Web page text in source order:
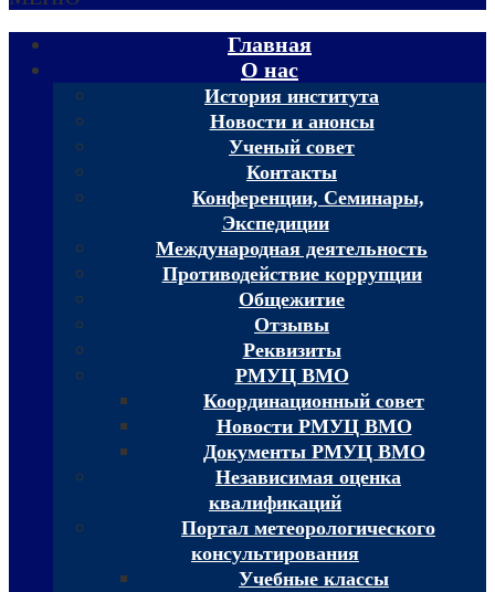
Главная
О нас
История института
Новости и анонсы
Ученый совет
Контакты
Конференции, Семинары,
Экспедиции
Международная деятельность
Противодействие коррупции
Общежитие
Отзывы
Реквизиты
РМУЦ ВМО
Координационный совет
Новости РМУЦ ВМО
Документы РМУЦ ВМО
Независимая оценка
квалификаций
Портал метеорологического
консультирования
Учебные классы